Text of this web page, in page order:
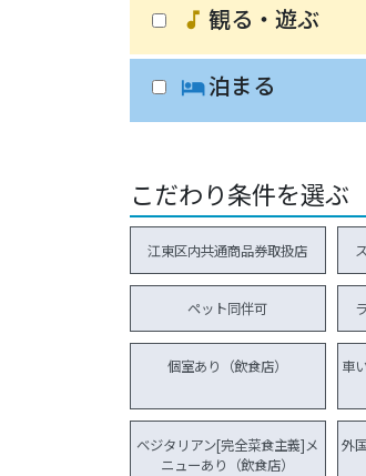
music_note 観る・遊ぶ
hotel泊まる
こだわり条件を選ぶ
江東区内共通商品券取扱店
ペット同伴可
個室あり（飲食店）
車
ベジタリアン[完全菜食主義]メ
ニューあり（飲食店）
外